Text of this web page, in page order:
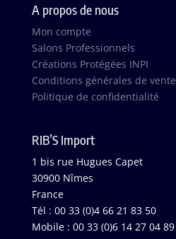
A propos de nous
Mon compte
Salons Professionnels
Créations Protégées INPI
Conditions générales de vente
Politique de confidentialité
RIB’S Import
1 bis rue Hugues Capet
30900 Nîmes
France
Tél : 00 33 (0)4 66 21 83 50
Mobile : 00 33 (0)6 14 27 04 89